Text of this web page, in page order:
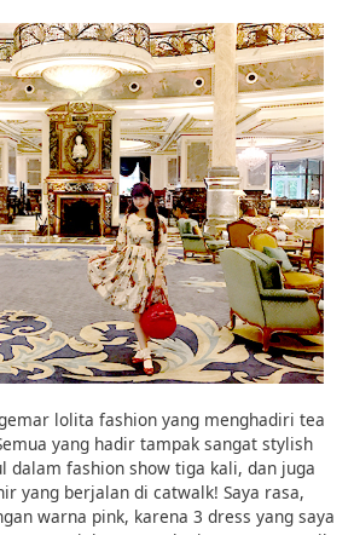
lolita fashion yang menghadiri tea
yang hadir tampak sangat stylish
dalam fashion show tiga kali, dan juga
yang berjalan di catwalk! Saya rasa,
warna pink, karena 3 dress yang saya